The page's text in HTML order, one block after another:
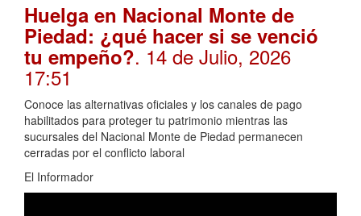
Huelga en Nacional Monte de
Piedad: ¿qué hacer si se venció
tu empeño?. 14 de Julio, 2026
17:51
Conoce las alternativas oficiales y los canales de pago
habilitados para proteger tu patrimonio mientras las
sucursales del Nacional Monte de Piedad permanecen
cerradas por el conflicto laboral
El Informador